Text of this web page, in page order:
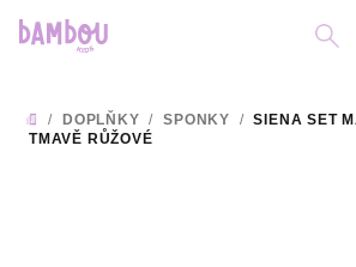
DOMŮ
/ DOPLŇKY / SPONKY / SIENA SET
TMAVĚ RŮŽOVÉ